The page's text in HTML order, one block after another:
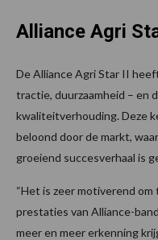
Alliance Agri
De Alliance Agri Star II
tractie, duurzaamheid – en
kwaliteitverhouding. Deze
beloond door de markt,
groeiend succesverhaal is
“Het is zeer motiverend
prestaties van Alliance-
meer en meer erkenning